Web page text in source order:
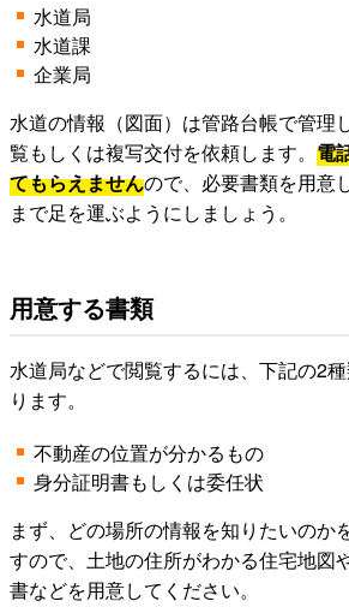
水道局
水道課
企業局
水道の情報（図面）は管路台帳で管理
覧もしくは複写交付を依頼します。 電
てもらえませんので、必要書類を用意
まで足を運ぶようにしましょう。
用意する書類
水道局などで閲覧するには、下記の2
ります。
不動産の位置が分かるもの
身分証明書もしくは委任状
まず、どの場所の情報を知りたいのか
すので、土地の住所がわかる住宅地図
書などを用意してください。